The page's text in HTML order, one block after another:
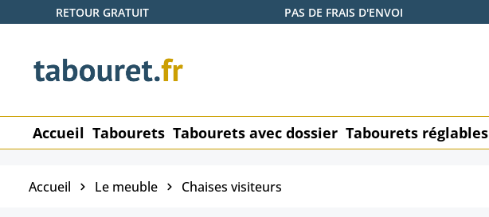
au contenu principal
Passer à la recherche
Passer à la navigation principale
RETOUR GRATUIT PAS DE FRAIS D'ENVOI
Accueil Tabourets Tabourets avec dossier Tabourets réglables
Accueil Le meuble Chaises visiteurs